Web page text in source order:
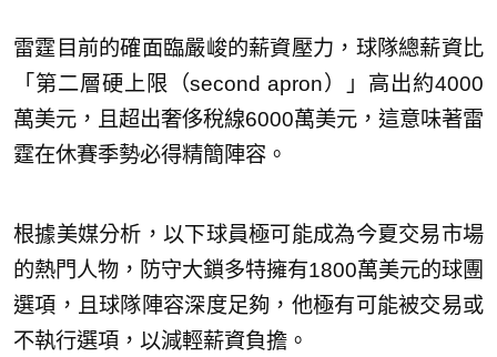
雷霆目前的確面臨嚴峻的薪資壓力，球隊總薪資比
「第二層硬上限（second apron）」高出約4000
萬美元，且超出奢侈稅線6000萬美元，這意味著雷
霆在休賽季勢必得精簡陣容。
根據美媒分析，以下球員極可能成為今夏交易市場
的熱門人物，防守大鎖多特擁有1800萬美元的球團
選項，且球隊陣容深度足夠，他極有可能被交易或
不執行選項，以減輕薪資負擔。